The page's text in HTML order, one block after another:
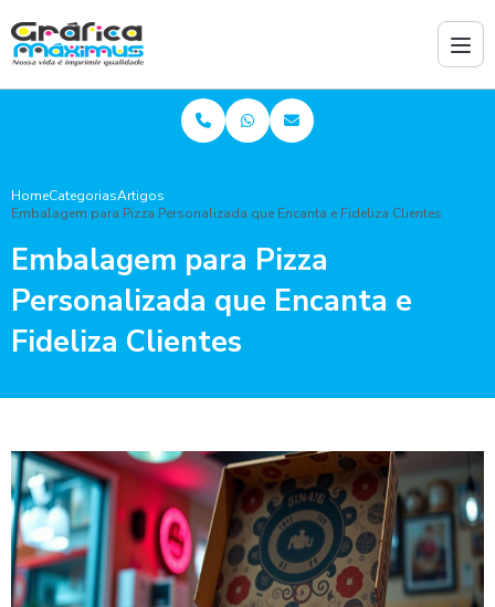
HomeCategoriasArtigos
Embalagem para Pizza Personalizada que Encanta e Fideliza Clientes
Embalagem para Pizza
Personalizada que Encanta e
Fideliza Clientes